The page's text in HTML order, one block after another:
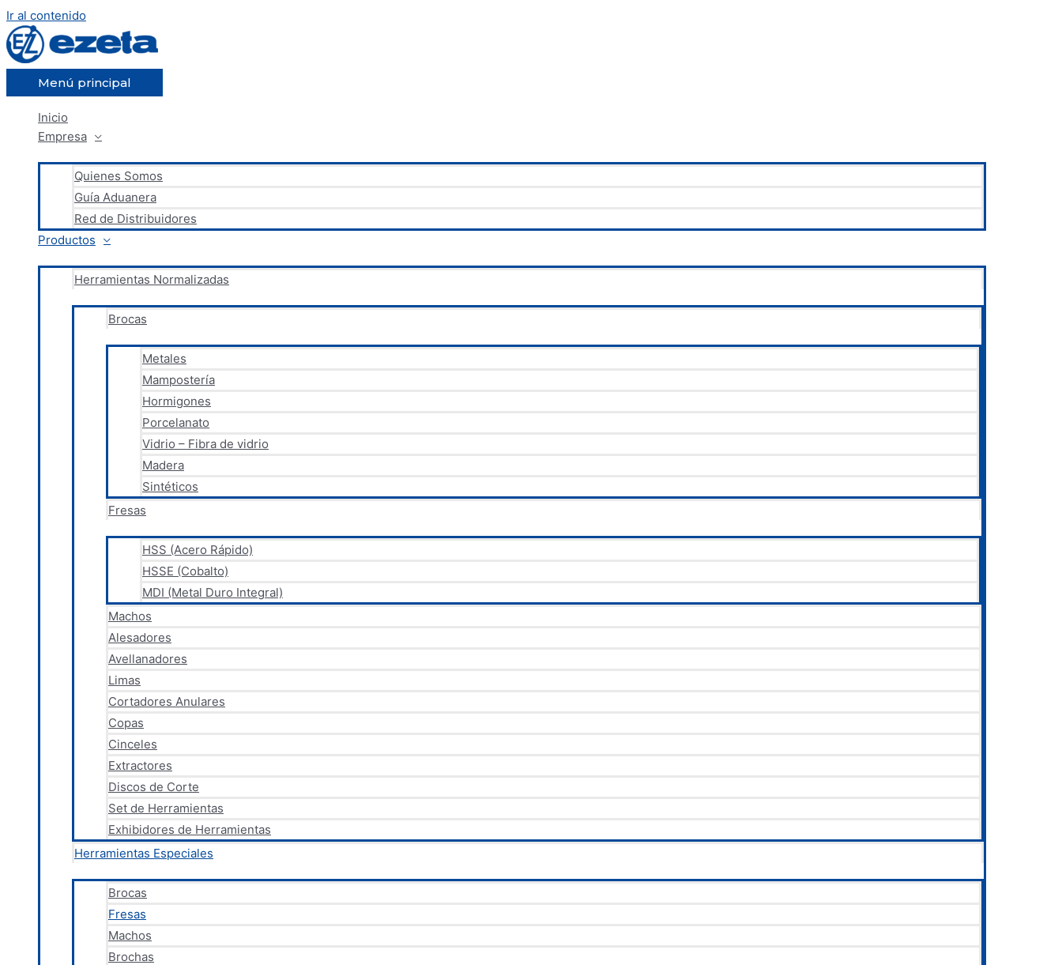
Ir al contenido
Menú principal
Inicio
Empresa
Quienes Somos
Guía Aduanera
Red de Distribuidores
Productos
Herramientas Normalizadas
Brocas
Metales
Mampostería
Hormigones
Porcelanato
Vidrio – Fibra de vidrio
Madera
Sintéticos
Fresas
HSS (Acero Rápido)
HSSE (Cobalto)
MDI (Metal Duro Integral)
Machos
Alesadores
Avellanadores
Limas
Cortadores Anulares
Copas
Cinceles
Extractores
Discos de Corte
Set de Herramientas
Exhibidores de Herramientas
Herramientas Especiales
Brocas
Fresas
Machos
Brochas